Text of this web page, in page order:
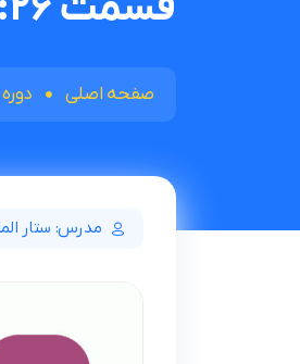
صفحه اصلی
مدرس: ستار